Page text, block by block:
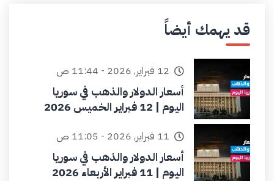
قد يهمك أيضاً
12 فبراير, 2026 - 11:44 ص
أسعار الدولار والذهب في سوريا
اليوم | 12 فبراير الخميس 2026
11 فبراير, 2026 - 11:05 ص
أسعار الدولار والذهب في سوريا
اليوم | 11 فبراير الأربعاء 2026